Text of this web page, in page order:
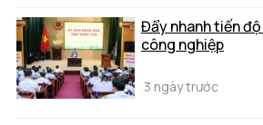
Đẩy nhanh tiến
công nghiệp
3 ngày trước